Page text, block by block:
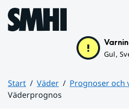
Hoppa till sidans innehåll
Gul,
Start Väder
Prognoser och
Väderprognos